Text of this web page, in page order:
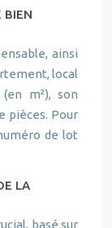
BIEN
ainsi
local
m²), son
pièces. Pour
de lot
LA
basé sur